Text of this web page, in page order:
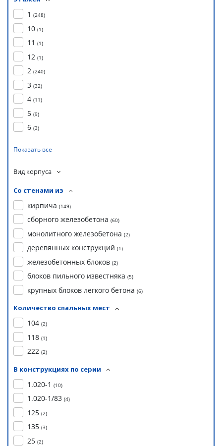
1 (248)
10 (1)
11 (1)
12 (1)
2 (240)
3 (32)
4 (11)
5 (9)
6 (3)
Показать все
Вид корпуса
Со стенами из
кирпича (149)
сборного железобетона (60)
монолитного железобетона (2)
деревянных конструкций (1)
железобетонных блоков (2)
блоков пильного известняка (5)
крупных блоков легкого бетона (6)
Количество спальных мест
104 (2)
118 (1)
222 (2)
В конструкциях по серии
1.020-1 (10)
1.020-1/83 (4)
125 (2)
135 (3)
25 (2)